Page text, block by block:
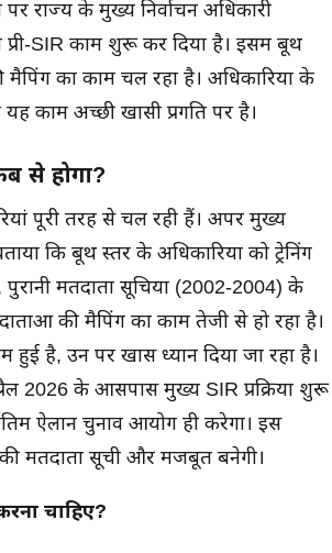
राज्य के मुख्य निर्वाचन अधिकारी
प्री-SIR काम शुरू कर दिया है। इसमें बूथ
का काम चल रहा है। अधिकारियों के
काम अच्छी खासी प्रगति पर है।
से होगा?
पूरी तरह से चल रही हैं। अपर मुख्य
कि बूथ स्तर के अधिकारियों को ट्रेनिंग
पुरानी मतदाता सूचियों (2002-2004) के
की मैपिंग का काम तेजी से हो रहा है।
हुई है, उन पर खास ध्यान दिया जा रहा है।
2026 के आसपास मुख्य SIR प्रक्रिया शुरू
ऐलान चुनाव आयोग ही करेगा। इस
मतदाता सूची और मजबूत बनेगी।
चाहिए?